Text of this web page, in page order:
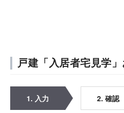
戸建「入居者宅見学
1. 入力 2. 確認